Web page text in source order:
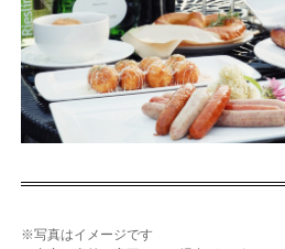
※写真はイメージです